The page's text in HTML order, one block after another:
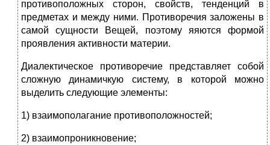
противоположных сторон, свойств, тенденций в
предметах и между ними. Противоречия заложены в
самой сущности Вещей, поэтому яяются формой
проявления активности материи.
Диалектическое противоречие представляет собой
сложную динамичкую систему, в которой можно
выделить следующие элементы:
1) взаимополагание противоположностей;
2) взаимопроникновение;